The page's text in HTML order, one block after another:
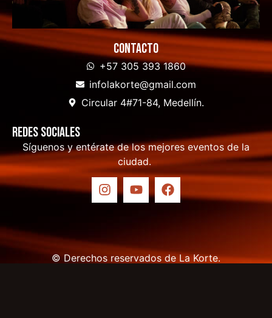
Contacto
+57 305 393 1860
infolakorte@gmail.com
Circular 4#71-84, Medellín.
Redes sociales
Síguenos y entérate de los mejores eventos de la
ciudad.
© Derechos reservados de La Korte.